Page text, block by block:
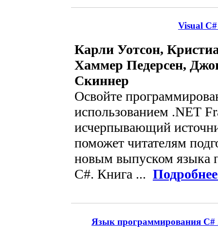
Visual
Карли Уотсон,
Хаммер Педерсен,
Скиннер
Освойте
использованием .NET
исчерпывающий
поможет читателям
новым выпуском языка
C#. Книга ... Подробнее
Язык программирования C#